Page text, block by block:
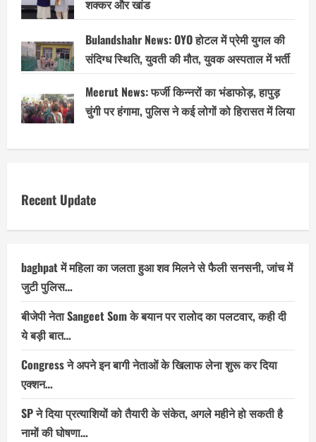
शक्कर और खांड
Bulandshahr News: OYO होटल में प्रेमी युगल की
संदिग्ध स्थिति, युवती की मौत, युवक अस्पताल में भर्ती
Meerut News: फर्जी किन्नरों का भंडाफोड़, हापुड़
चुंगी पर हंगामा, पुलिस ने कई लोगों को हिरासत में लिया
Recent Update
baghpat में महिला का जलता हुआ शव मिलने से फैली सनसनी, जांच में
जुटी पुलिस…
बीजेपी नेता Sangeet Som के बयान पर रालोद का पलटवार, कही दी
ये बड़ी बात…
Congress ने अपने इन बागी नेताओं के खिलाफ लेना शुरू कर दिया
एक्शन…
SP ने दिया प्रत्याशियों को तैयारी के संकेत, अगले महीने हो सकती है
नामों की घोषणा…